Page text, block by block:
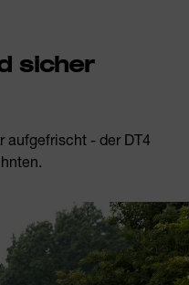
sicher
aufgefrischt - der DT4